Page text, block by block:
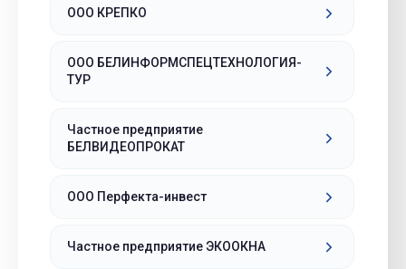
ООО КРЕПКО
ООО БЕЛИНФОРМСПЕЦТЕХНОЛОГИЯ-
ТУР
Частное предприятие
БЕЛВИДЕОПРОКАТ
ООО Перфекта-инвест
Частное предприятие ЭКООКНА